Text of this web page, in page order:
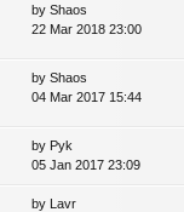
by Shaos
22 Mar 2018 23:00
by Shaos
04 Mar 2017 15:44
by Pyk
05 Jan 2017 23:09
by Lavr